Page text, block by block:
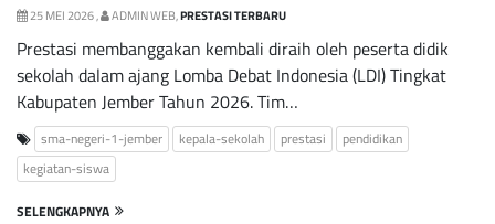
25 MEI 2026 , ADMIN WEB,PRESTASI TERBARU
Prestasi membanggakan kembali diraih oleh peserta didik
sekolah dalam ajang Lomba Debat Indonesia (LDI) Tingkat
Kabupaten Jember Tahun 2026. Tim…
sma-negeri-1-jember kepala-sekolah prestasi
pendidikan
kegiatan-siswa
SELENGKAPNYA